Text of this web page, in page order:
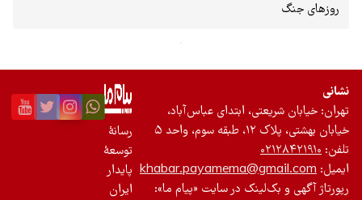
ابتدای عباس‌آباد،
واحد ۵
در سایت «پیام ما»:
رسانۀ
پایدار
ایران